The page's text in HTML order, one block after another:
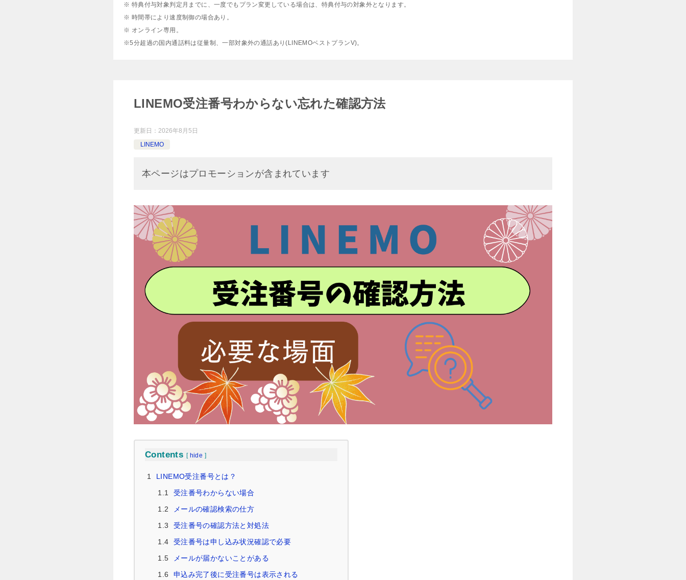
※ 特典付与対象判定月までに、一度でもプラン変更している場合は、特典付与の対象外となります。
※ 時間帯により速度制御の場合あり。
※ オンライン専用。
※5分超過の国内通話料は従量制、一部対象外の通話あり(LINEMOベストプランV)。
LINEMO受注番号わからない忘れた確認方法
更新日： 2026年8月5日
LINEMO
本ページはプロモーションが含まれています
Contents [ hide ]
1
LINEMO受注番号とは？
1.1
受注番号わからない場合
1.2
メールの確認検索の仕方
1.3
受注番号の確認方法と対処法
1.4
受注番号は申し込み状況確認で必要
1.5
メールが届かないことがある
1.6
申込み完了後に受注番号は表示される